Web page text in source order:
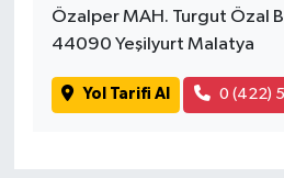
Özalper MAH. Turgut Özal
44090 Yeşilyurt Malatya
Yol Tarifi Al 0 (422)